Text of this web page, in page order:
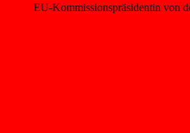
EU-Kommissions­präsidentin von